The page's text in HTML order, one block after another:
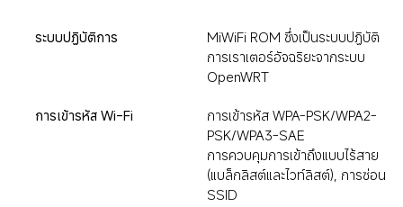
ระบบปฏิบัติการ
MiWiFi ROM ซึ่งเป็นระบบปฏิบัติ
การเราเตอร์อัจฉริยะจากระบบ
OpenWRT
การเข้ารหัส Wi-Fi
การเข้ารหัส WPA-PSK/WPA2-
PSK/WPA3-SAE
การควบคุมการเข้าถึงแบบไร้สาย
(แบล็กลิสต์และไวท์ลิสต์), การซ่อน
SSID